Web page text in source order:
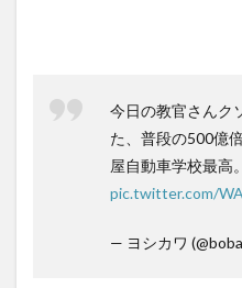
今日の教官さんク
た、普段の500億
屋自動車学校最高。
pic.twitter.com/
— ヨシカワ